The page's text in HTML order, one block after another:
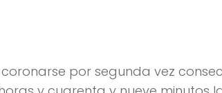
por segunda vez